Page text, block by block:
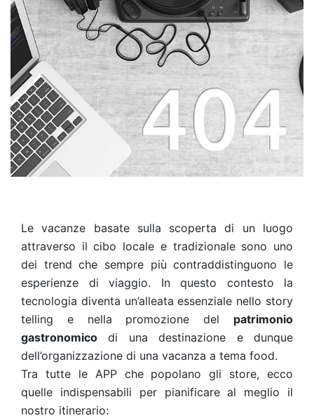
Le vacanze basate sulla scoperta di un luogo
attraverso il cibo locale e tradizionale sono uno
dei trend che sempre più contraddistinguono le
esperienze di viaggio. In questo contesto la
tecnologia diventa un’alleata essenziale nello story
telling e nella promozione del patrimonio
gastronomico di una destinazione e dunque
dell’organizzazione di una vacanza a tema food.
Tra tutte le APP che popolano gli store, ecco
quelle indispensabili per pianificare al meglio il
nostro itinerario: